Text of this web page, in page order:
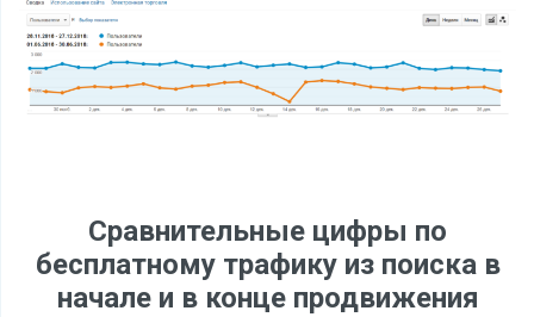
Сравнительные цифры по
бесплатному трафику из поиска в
начале и в конце продвижения